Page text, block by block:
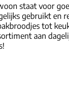
staat voor
gebruikt en
tot
aan